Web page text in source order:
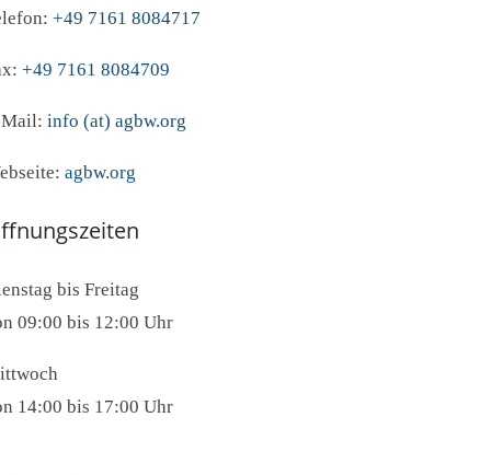
+49 7161 8084717
+49 7161 8084709
info (at) agbw.org
agbw.org
bis Freitag
09:00 bis 12:00 Uhr
14:00 bis 17:00 Uhr